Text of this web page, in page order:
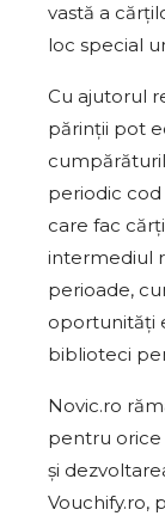
vastă a
loc special
Cu ajutorul
părinții pot
periodic
care fac
intermediul
perioade,
oportunități
biblioteci
Novic.ro
pentru orice
și
Vouchify.ro,